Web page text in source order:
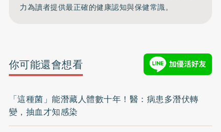
力為讀者提供最正確的健康認知與保健常識。
你可能還會想看
「這種菌」能潛藏人體數十年！醫：病患多潛伏轉
變，抽血才知感染